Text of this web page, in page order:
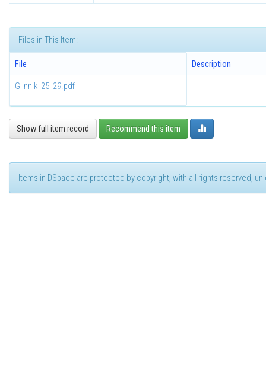
Files in This Item:
File Description
Glinnik_25_29.pdf
Show full item record Recommend this item
Items in DSpace are protected by copyright, with all rights reserved,